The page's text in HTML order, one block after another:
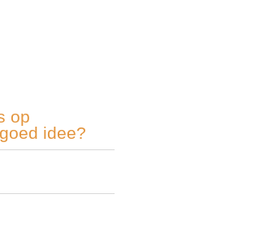
op
idee?